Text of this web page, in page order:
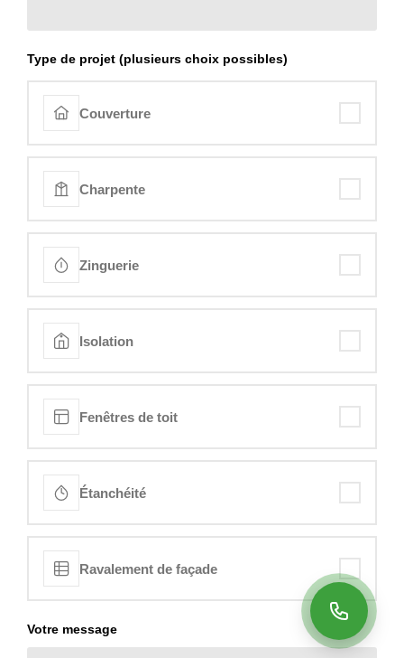
Type de projet (plusieurs choix possibles)
Couverture
Charpente
Zinguerie
Isolation
Fenêtres de toit
Étanchéité
Ravalement de façade
Votre message